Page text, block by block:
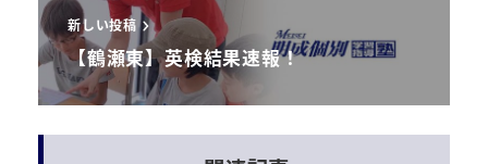
新しい投稿
【鶴瀬東】英検結果速報！